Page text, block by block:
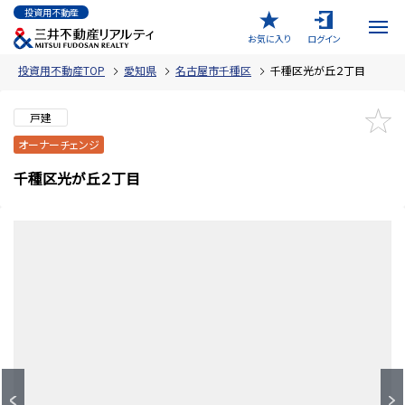
投資用不動産
お気に入り
ログイン
投資用不動産TOP 愛知県 名古屋市千種区 千種区光が丘２丁目
戸建
オーナーチェンジ
千種区光が丘２丁目